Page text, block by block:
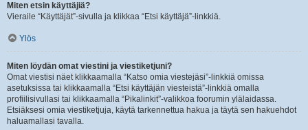
Miten etsin käyttäjiä?
Vieraile “Käyttäjät”-sivulla ja klikkaa “Etsi käyttäjä”-linkkiä.
Ylös
Miten löydän omat viestini ja viestiketjuni?
Omat viestisi näet klikkaamalla “Katso omia viestejäsi”-linkkiä omissa
asetuksissa tai klikkaamalla “Etsi käyttäjän viesteistä”-linkkiä omalla
profiilisivullasi tai klikkaamalla “Pikalinkit”-valikkoa foorumin ylälaidassa.
Etsiäksesi omia viestiketjuja, käytä tarkennettua hakua ja täytä sen hakuehdot
haluamallasi tavalla.